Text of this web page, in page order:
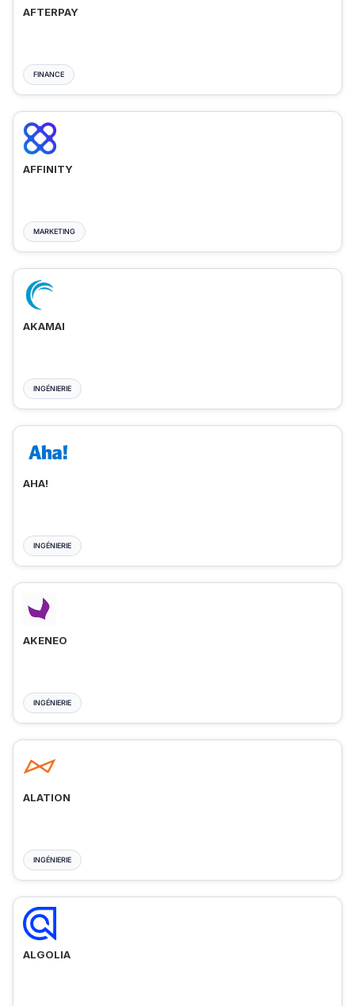
AFTERPAY
FINANCE
AFFINITY
MARKETING
AKAMAI
INGÉNIERIE
AHA!
INGÉNIERIE
AKENEO
INGÉNIERIE
ALATION
INGÉNIERIE
ALGOLIA